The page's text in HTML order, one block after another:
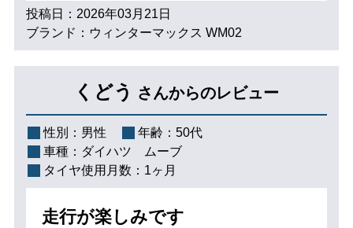
投稿日：2026年03月21日
ブランド：ウィンターマックス WM02
くどう さんからのレビュー
性別： 男性 年齢： 50代
車種： ダイハツ ムーブ
タイヤ使用月数： 1ヶ月
走行が楽しみです